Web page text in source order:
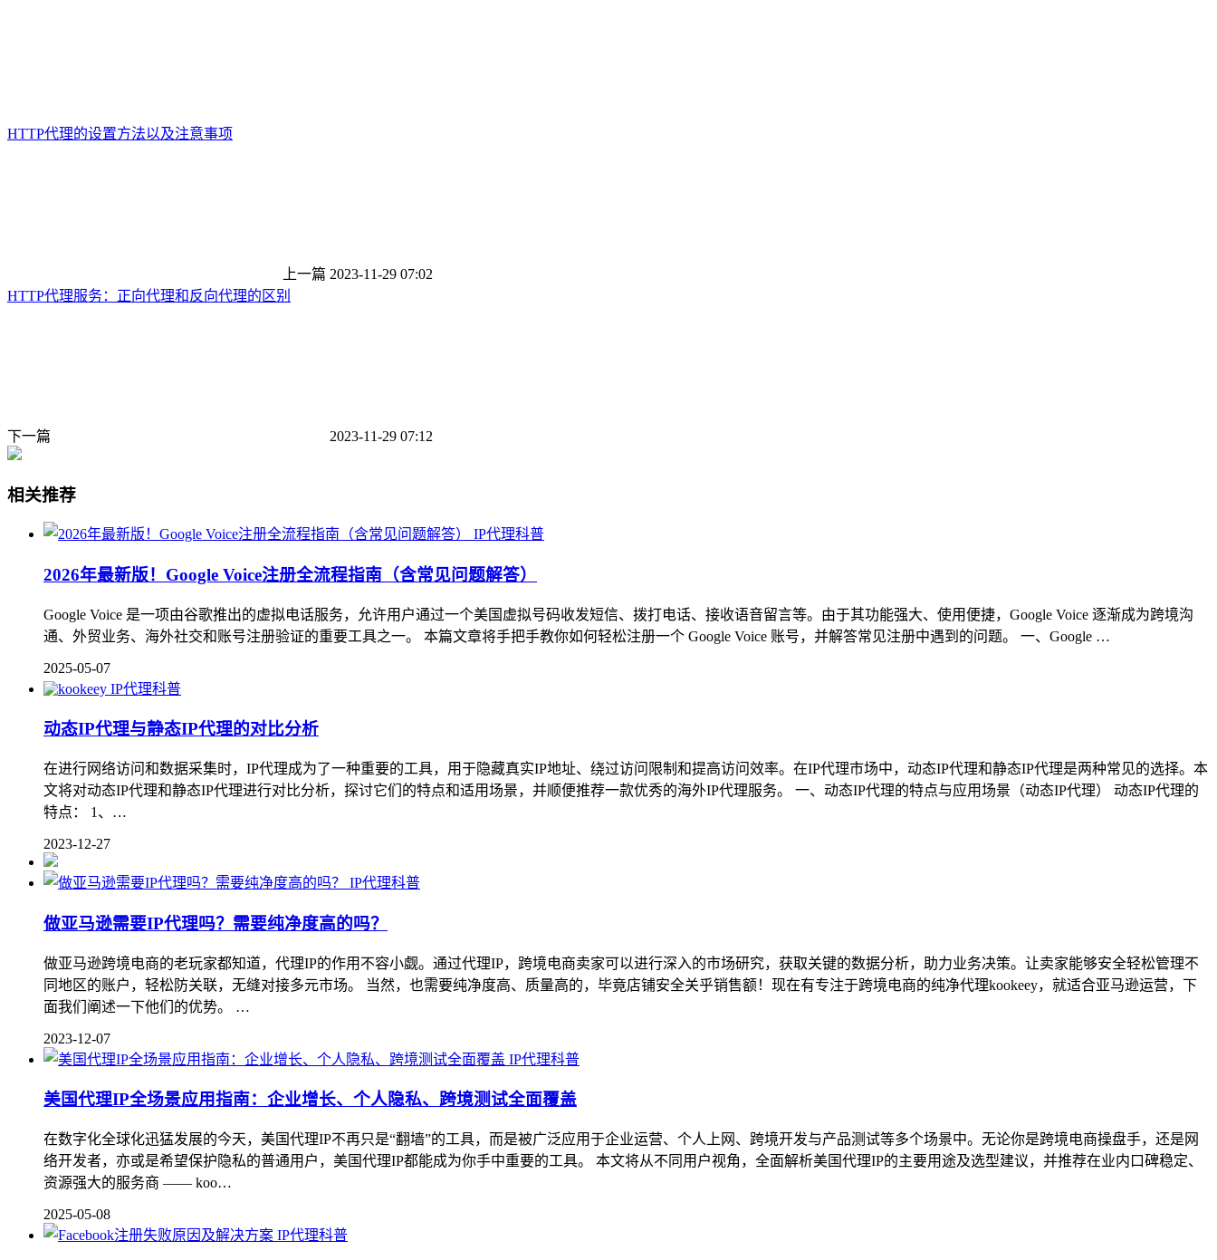
HTTP代理的设置方法以及注意事项
上一篇 2023-11-29 07:02
HTTP代理服务：正向代理和反向代理的区别
下一篇 2023-11-29 07:12
相关推荐
IP代理科普
2026年最新版！Google Voice注册全流程指南（含常见问题解答）
Google Voice 是一项由谷歌推出的虚拟电话服务，允许用户通过一个美国虚拟号码收发短信、拨打电话、接收语音留言等。由于其功能强大、使用便捷，Google Voice 逐渐成为跨境沟
通、外贸业务、海外社交和账号注册验证的重要工具之一。 本篇文章将手把手教你如何轻松注册一个 Google Voice 账号，并解答常见注册中遇到的问题。 一、Google …
2025-05-07
IP代理科普
动态IP代理与静态IP代理的对比分析
在进行网络访问和数据采集时，IP代理成为了一种重要的工具，用于隐藏真实IP地址、绕过访问限制和提高访问效率。在IP代理市场中，动态IP代理和静态IP代理是两种常见的选择。本
文将对动态IP代理和静态IP代理进行对比分析，探讨它们的特点和适用场景，并顺便推荐一款优秀的海外IP代理服务。 一、动态IP代理的特点与应用场景（动态IP代理） 动态IP代理的
特点： 1、…
2023-12-27
IP代理科普
做亚马逊需要IP代理吗？需要纯净度高的吗？
做亚马逊跨境电商的老玩家都知道，代理IP的作用不容小觑。通过代理IP，跨境电商卖家可以进行深入的市场研究，获取关键的数据分析，助力业务决策。让卖家能够安全轻松管理不
同地区的账户，轻松防关联，无缝对接多元市场。 当然，也需要纯净度高、质量高的，毕竟店铺安全关乎销售额！现在有专注于跨境电商的纯净代理kookeey，就适合亚马逊运营，下
面我们阐述一下他们的优势。 …
2023-12-07
IP代理科普
美国代理IP全场景应用指南：企业增长、个人隐私、跨境测试全面覆盖
在数字化全球化迅猛发展的今天，美国代理IP不再只是“翻墙”的工具，而是被广泛应用于企业运营、个人上网、跨境开发与产品测试等多个场景中。无论你是跨境电商操盘手，还是网
络开发者，亦或是希望保护隐私的普通用户，美国代理IP都能成为你手中重要的工具。 本文将从不同用户视角，全面解析美国代理IP的主要用途及选型建议，并推荐在业内口碑稳定、
资源强大的服务商 —— koo…
2025-05-08
IP代理科普